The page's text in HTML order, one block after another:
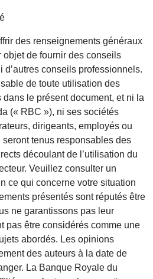
des renseignements généraux
objet de fournir des conseils
conseils professionnels.
de toute utilisation des
le présent document, et ni la
(« RBC »), ni ses sociétés
dirigeants, employés ou
tenus responsables des
découlant de l’utilisation du
Veuillez consulter un
ce qui concerne votre situation
présentés sont réputés être
ne garantissons pas leur
pas être considérés comme une
abordés. Les opinions
des auteurs à la date de
La Banque Royale du